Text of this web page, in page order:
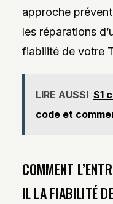
approche
les réparations
fiabilité de votre
LIRE AUSSI S1
code et
COMMENT
IL LA FIABILITÉ